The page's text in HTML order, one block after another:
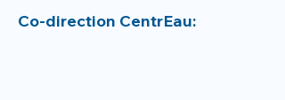
Co-direction CentrEau: